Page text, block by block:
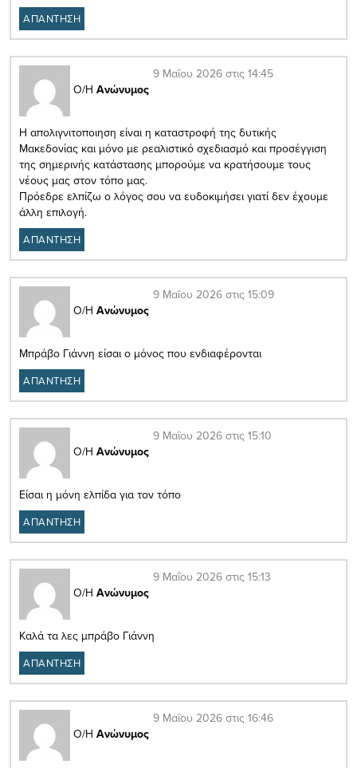
ΑΠΑΝΤΗΣΗ
Ο/Η Ανώνυμος
9 Μαΐου 2026 στις 14:45
Η απολιγνιτοποιηση είναι η καταστροφή της δυτικής
Μακεδονίας και μόνο με ρεαλιστικό σχεδιασμό και προσέγγιση
της σημερινής κατάστασης μπορούμε να κρατήσουμε τους
νέους μας στον τόπο μας.
Πρόεδρε ελπίζω ο λόγος σου να ευδοκιμήσει γιατί δεν έχουμε
άλλη επιλογή.
ΑΠΑΝΤΗΣΗ
Ο/Η Ανώνυμος
9 Μαΐου 2026 στις 15:09
Μπράβο Γιάννη είσαι ο μόνος που ενδιαφέρονται
ΑΠΑΝΤΗΣΗ
Ο/Η Ανώνυμος
9 Μαΐου 2026 στις 15:10
Είσαι η μόνη ελπίδα για τον τόπο
ΑΠΑΝΤΗΣΗ
Ο/Η Ανώνυμος
9 Μαΐου 2026 στις 15:13
Καλά τα λες μπράβο Γιάννη
ΑΠΑΝΤΗΣΗ
Ο/Η Ανώνυμος
9 Μαΐου 2026 στις 16:46